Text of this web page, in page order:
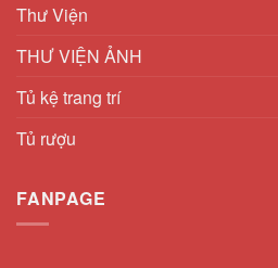
Thư Viện
THƯ VIỆN ẢNH
Tủ kệ trang trí
Tủ rượu
FANPAGE